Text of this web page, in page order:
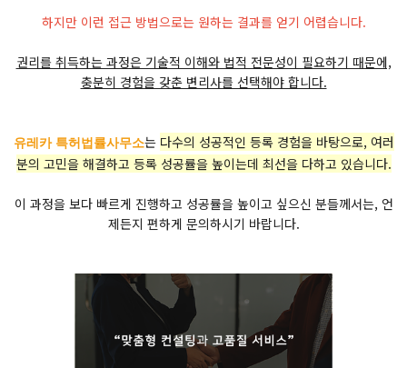
하지만 이런 접근 방법으로는 원하는 결과를 얻기 어렵습니다.
권리를 취득하는 과정은 기술적 이해와 법적 전문성이 필요하기 때문에,
충분히 경험을 갖춘 변리사를 선택해야 합니다.
유레카 특허법률사무소는 다수의 성공적인 등록 경험을 바탕으로, 여러
분의 고민을 해결하고 등록 성공률을 높이는데 최선을 다하고 있습니다.
이 과정을 보다 빠르게 진행하고 성공률을 높이고 싶으신 분들께서는, 언
제든지 편하게 문의하시기 바랍니다.